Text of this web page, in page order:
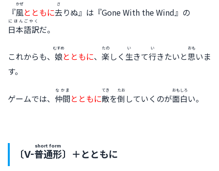
『風
かぜ
とともに去
さ
りぬ』は『Gone With the Wind』の
日本語訳
にほんごやく
だ。
これからも、 娘
むすめ
とともに、 楽
たの
しく 生
い
きて行
い
きたいと思
おも
いま
す。
ゲームでは、 仲間
なかま
とともに敵
てき
を倒
たお
していくのが面白
おもしろ
い。
〔V-普通形
short form
〕＋とともに